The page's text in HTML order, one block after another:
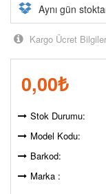
Aynı gün
Kargo Ücret
0,00₺
Stok Durumu:
Model Kodu:
Barkod:
Marka :